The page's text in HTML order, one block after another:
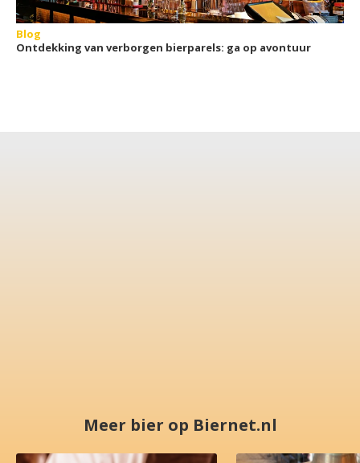
Blog
Ontdekking van verborgen bierparels: ga op avontuur
Meer bier op Biernet.nl